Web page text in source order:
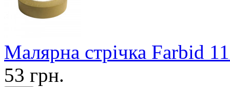
Малярна стрічка Farbid
53 грн.